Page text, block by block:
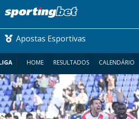
Apostas Esportivas
CONMEBOL LIBERTADORES
FUTEBOL NACIONAL
HOME RESULTADOS CALENDÁRIO